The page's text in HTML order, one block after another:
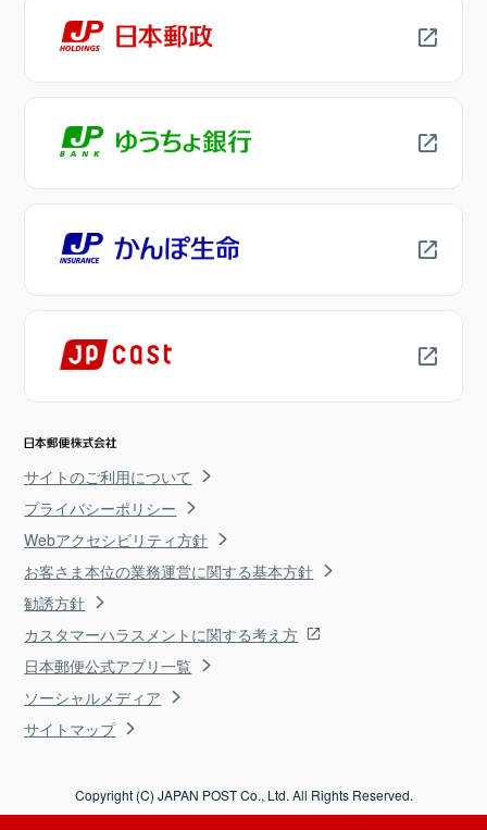
サイトのご利用について
プライバシーポリシー
Webアクセシビリティ方針
お客さま本位の業務運営に関する基本方針
勧誘方針
カスタマーハラスメントに関する考え方
日本郵便公式アプリ一覧
ソーシャルメディア
サイトマップ
Copyright (C) JAPAN POST Co., Ltd. All Rights Reserved.